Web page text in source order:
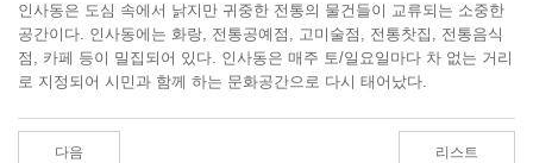
인사동은 도심 속에서 낡지만 귀중한 전통의 물건들이 교류되는 소중한
공간이다. 인사동에는 화랑, 전통공예점, 고미술점, 전통찻집, 전통음식
점, 카페 등이 밀집되어 있다. 인사동은 매주 토/일요일마다 차 없는 거리
로 지정되어 시민과 함께 하는 문화공간으로 다시 태어났다.
다음 리스트